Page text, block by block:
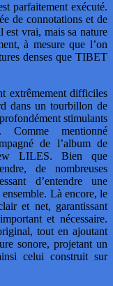
parfaitement exécuté.
de connotations et de
est vrai, mais sa nature
à mesure que l’on
denses que TIBET
extrêmement difficiles
dans un tourbillon de
stimulants
Comme mentionné
de l’album de
LILES. Bien que
de nombreuses
d’entendre une
Là encore, le
et net, garantissant
et nécessaire.
tout en ajoutant
sonore, projetant un
celui construit sur